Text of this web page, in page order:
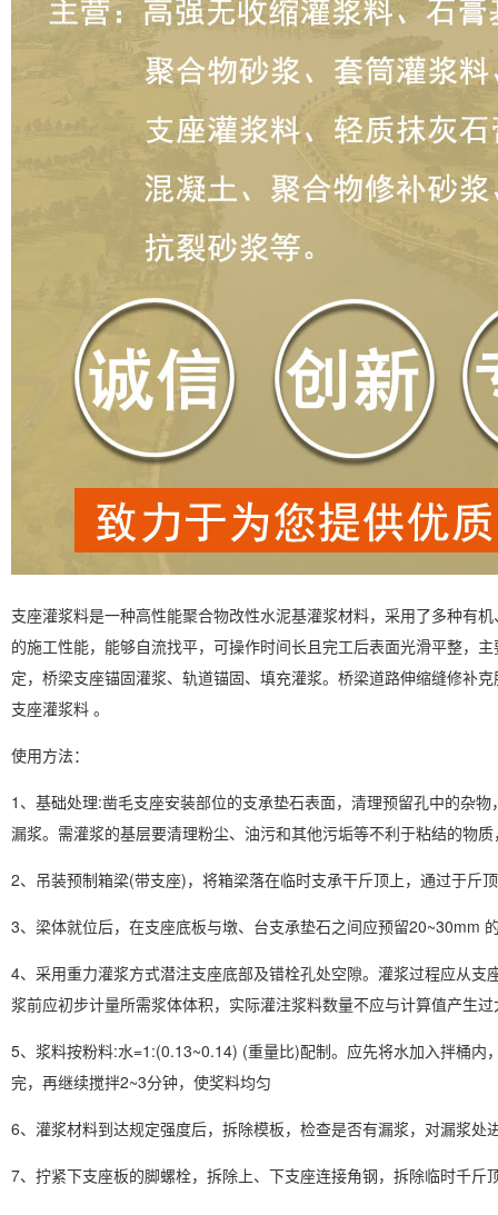
支座灌浆料是一种高性能聚合物改性水泥基灌浆材料，采用了多种有
的施工性能，能够自流找平，可操作时间长且完工后表面光滑平整，
定，桥梁支座锚固灌浆、轨道锚固、填充灌浆。桥梁道路伸缩缝修补
支座灌浆料 。
使用方法：
1、基础处理:凿毛支座安装部位的支承垫石表面，清理预留孔中的杂
漏浆。需灌浆的基层要清理粉尘、油污和其他污垢等不利于粘结的物
2、吊装预制箱梁(带支座)，将箱梁落在临时支承干斤顶上，通过于斤
3、梁体就位后，在支座底板与墩、台支承垫石之间应预留20~30mm
4、采用重力灌浆方式潜注支座底部及错栓孔处空隙。灌浆过程应从
浆前应初步计量所需浆体体积，实际灌注浆料数量不应与计算值产生
5、浆料按粉料:水=1:(0.13~0.14) (重量比)配制。应先将水加入拌桶
完，再继续搅拌2~3分钟，使奖料均匀
6、灌浆材料到达规定强度后，拆除模板，检查是否有漏浆，对漏浆处
7、拧紧下支座板的脚螺栓，拆除上、下支座连接角钢，拆除临时千斤